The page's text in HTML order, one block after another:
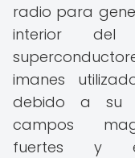
radio para
interior del
imanes
debido a su
campos
fuertes y